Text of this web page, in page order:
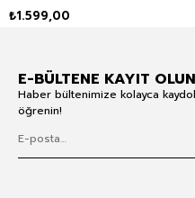
₺1.599,00
E-BÜLTENE KAYIT
Haber bültenimize kolayca
öğrenin!